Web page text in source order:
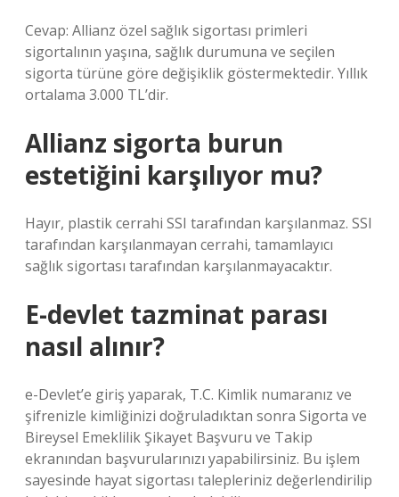
Cevap: Allianz özel sağlık sigortası primleri
sigortalının yaşına, sağlık durumuna ve seçilen
sigorta türüne göre değişiklik göstermektedir. Yıllık
ortalama 3.000 TL’dir.
Allianz sigorta burun
estetiğini karşılıyor mu?
Hayır, plastik cerrahi SSI tarafından karşılanmaz. SSI
tarafından karşılanmayan cerrahi, tamamlayıcı
sağlık sigortası tarafından karşılanmayacaktır.
E-devlet tazminat parası
nasıl alınır?
e-Devlet’e giriş yaparak, T.C. Kimlik numaranız ve
şifrenizle kimliğinizi doğruladıktan sonra Sigorta ve
Bireysel Emeklilik Şikayet Başvuru ve Takip
ekranından başvurularınızı yapabilirsiniz. Bu işlem
sayesinde hayat sigortası talepleriniz değerlendirilip